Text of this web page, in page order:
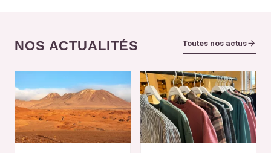
NOS ACTUALITÉS Toutes nos actus